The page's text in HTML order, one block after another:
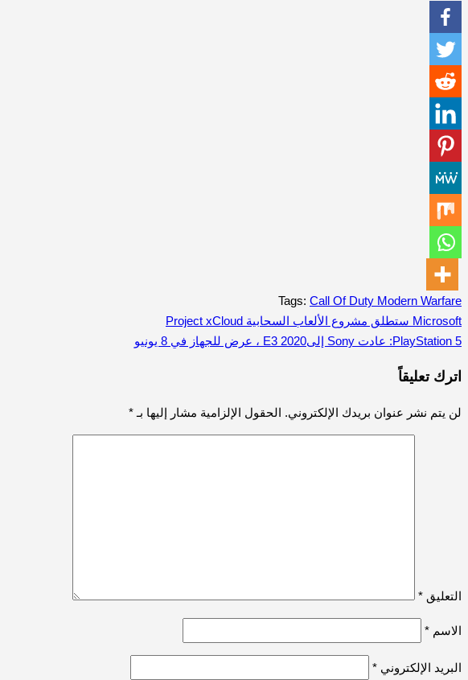
Tags: Call Of Duty Modern Warfare
تصفّح
Microsoft ستطلق مشروع الألعاب السحابية Project xCloud
PlayStation 5: عادت Sony إلى2020 E3 ، عرض للجهاز في 8 يونيو
اترك تعليقاً
لن يتم نشر عنوان بريدك الإلكتروني. الحقول الإلزامية مشار إليها بـ *
التعليق *
الاسم *
البريد الإلكتروني *